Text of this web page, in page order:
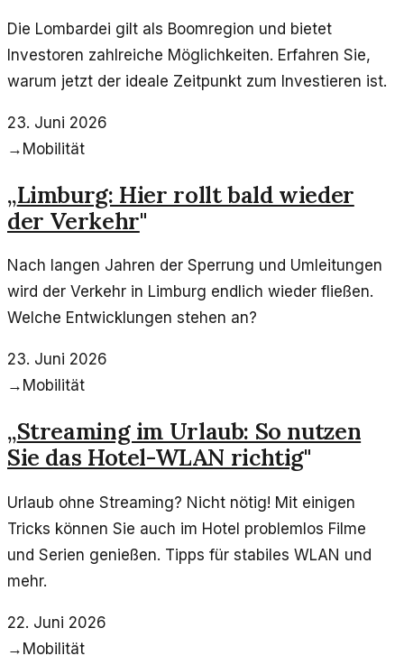
Die Lombardei gilt als Boomregion und bietet
Investoren zahlreiche Möglichkeiten. Erfahren Sie,
warum jetzt der ideale Zeitpunkt zum Investieren ist.
23. Juni 2026
→ Mobilität
„Limburg: Hier rollt bald wieder
der Verkehr"
Nach langen Jahren der Sperrung und Umleitungen
wird der Verkehr in Limburg endlich wieder fließen.
Welche Entwicklungen stehen an?
23. Juni 2026
→ Mobilität
„Streaming im Urlaub: So nutzen
Sie das Hotel-WLAN richtig"
Urlaub ohne Streaming? Nicht nötig! Mit einigen
Tricks können Sie auch im Hotel problemlos Filme
und Serien genießen. Tipps für stabiles WLAN und
mehr.
22. Juni 2026
→ Mobilität